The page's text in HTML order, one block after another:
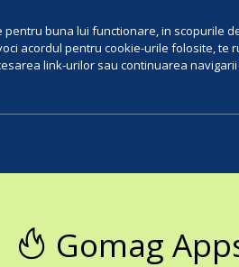
buna lui functionare, in scopurile
acordul pentru cookie-urile folosite, te
link-urilor sau continuarea
Gomag